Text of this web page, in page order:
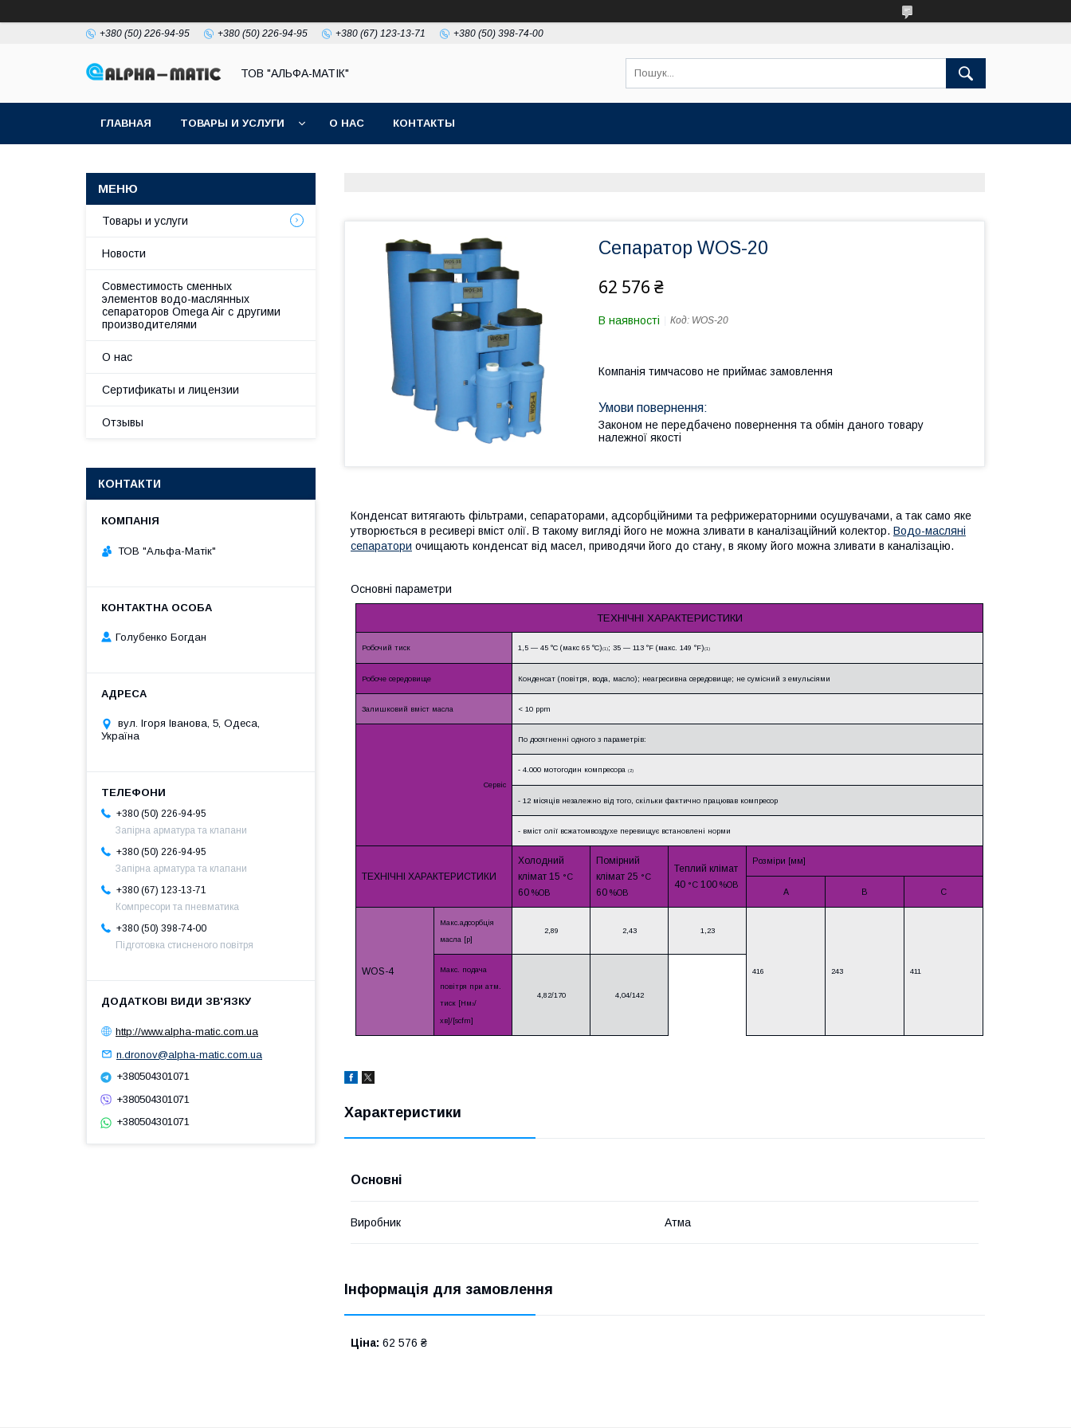
+380 (50) 226-94-95 +380 (50) 226-94-95 +380 (67) 123-13-71 +380 (50) 398-74-00
ТОВ "АЛЬФА-МАТІК"
ГЛАВНАЯ ТОВАРЫ И УСЛУГИ О НАС КОНТАКТЫ
Сепаратор WOS-20
62 576 ₴
В наявності Код: WOS-20
Компанія тимчасово не приймає замовлення
Законом не передбачено повернення та обмін даного товару
належної якості
Конденсат витягають фільтрами, сепараторами, адсорбційними та рефрижераторними осушувачами, а так само яке
утворюється в ресивері вміст олії. В такому вигляді його не можна зливати в каналізаційний колектор. Водо-масляні
сепаратори очищають конденсат від масел, приводячи його до стану, в якому його можна зливати в каналізацію.
Основні параметри
ТЕХНІЧНІ ХАРАКТЕРИСТИКИ
Робочий тиск 1,5 ― 45 °C (макс 65 °C)(1); 35 ― 113 °F (макс. 149 °F)(1)
Робоче середовище Конденсат (повітря, вода, масло); неагресивна середовище; не сумісний з емульсіями
Залишковий вміст масла < 10 ppm
Сервіс
По досягненні одного з параметрів:
- 4.000 мотогодин компресора(2)
- 12 місяців незалежно від того, скільки фактично працював компресор
- вміст олії всжатомвоздухе перевищує встановлені норми
ТЕХНІЧНІ ХАРАКТЕРИСТИКИ
Холодний
клімат 15 °C
60%ОВ
Помірний
клімат 25 °C
60%ОВ
Теплий клімат
40 °C 100%ОВ
Розміри [мм]
A B C
WOS-4
Макс.адсорбція
масла [р]
2,89 2,43 1,23
416 243 411
Макс. подача
повітря при атм.
тиск [Нм3/
хв]/[scfm]
4,82/170 4,04/142
Характеристики
Основні
Виробник Атма
Інформація для замовлення
Ціна: 62 576 ₴
Товары и услуги
Новости
Совместимость сменных
элементов водо-маслянных
сепараторов Omega Air с другими
производителями
О нас
Сертификаты и лицензии
Отзывы
КОНТАКТИ
ТОВ "Альфа-Матік"
Голубенко Богдан
вул. Ігоря Іванова, 5, Одеса,
Україна
+380 (50) 226-94-95
Запірна арматура та клапани
+380 (50) 226-94-95
Запірна арматура та клапани
+380 (67) 123-13-71
Компресори та пневматика
+380 (50) 398-74-00
Підготовка стисненого повітря
http://www.alpha-matic.com.ua
n.dronov@alpha-matic.com.ua
+380504301071
+380504301071
+380504301071